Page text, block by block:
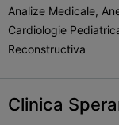
Analize Medicale,
Cardiologie
Reconstructiva
Clinica